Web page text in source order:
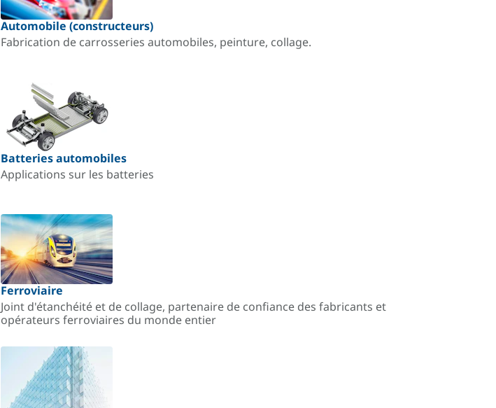
Automobile (constructeurs)
Fabrication de carrosseries automobiles, peinture, collage.
Batteries automobiles
Applications sur les batteries
Ferroviaire
Joint d'étanchéité et de collage, partenaire de confiance des fabricants et
opérateurs ferroviaires du monde entier